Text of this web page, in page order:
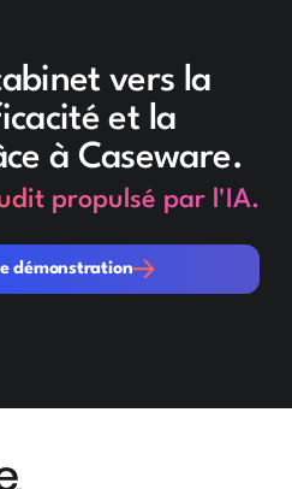
vers la
et la
à Caseware.
propulsé par l'IA.
démonstration